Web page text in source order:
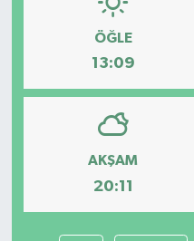
ÖĞLE
13:09
AKŞAM
20:11